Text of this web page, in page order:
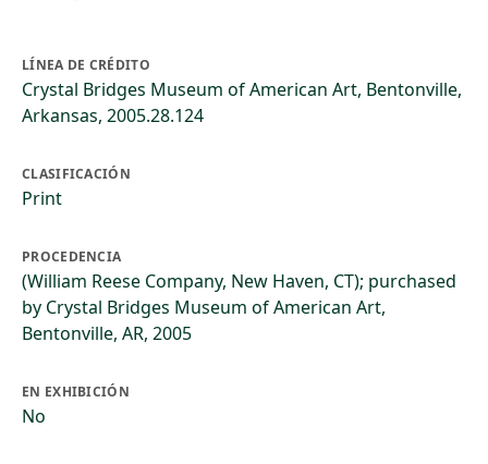
LÍNEA DE CRÉDITO
Crystal Bridges Museum of American Art, Bentonville,
Arkansas, 2005.28.124
CLASIFICACIÓN
Print
PROCEDENCIA
(William Reese Company, New Haven, CT); purchased
by Crystal Bridges Museum of American Art,
Bentonville, AR, 2005
EN EXHIBICIÓN
No